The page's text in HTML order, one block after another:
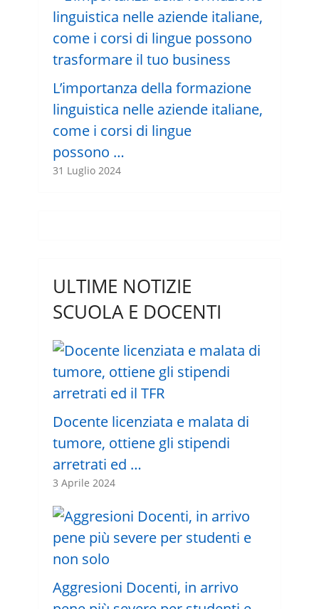
L’importanza della formazione
linguistica nelle aziende italiane,
come i corsi di lingue
possono …
31 Luglio 2024
ULTIME NOTIZIE
SCUOLA E DOCENTI
Docente licenziata e malata di
tumore, ottiene gli stipendi
arretrati ed …
3 Aprile 2024
Aggresioni Docenti, in arrivo